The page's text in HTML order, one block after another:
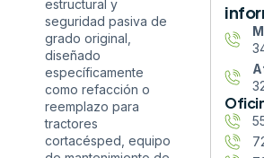
estructural y
seguridad pasiva de
grado original,
diseñado
específicamente
como refacción o
reemplazo para
tractores
cortacésped, equipo